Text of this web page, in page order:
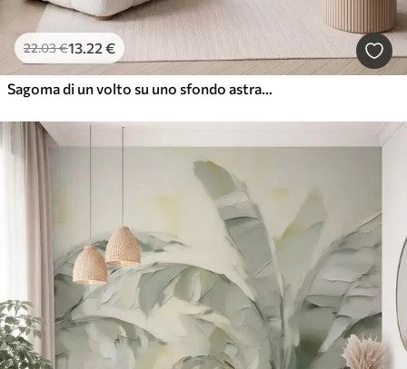
22.03€13.22 €
Sagoma di un volto su uno sfondo astratto